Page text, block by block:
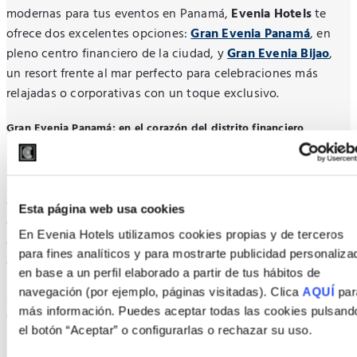
Esta página web usa cookies
En Evenia Hotels utilizamos cookies propias y de terceros
para fines analíticos y para mostrarte publicidad
en base a un perfil elaborado a partir de tus hábitos de
navegación (por ejemplo, páginas visitadas). Clica AQUÍ
más información. Puedes aceptar todas las cookies
el botón “Aceptar” o configurarlas o rechazar su uso.
modernas para tus eventos en Panamá, Evenia Hotelste
ofrece dos excelentes opciones:Gran Evenia Panamá, en
pleno centro financiero de la ciudad, yGran Evenia Bijao,
un resort frente al mar perfecto para celebraciones más
relajadas o corporativas con un toque exclusivo.
Gran Evenia Panamá: en el corazón del distrito financiero
Ubicado en el barrio del Cangrejo, Gran Evenia Panamáes
celebraciones sociales. El hotel, inaugurado en 2022, cuenta
con una amplia sala de congresos equipada con tecnología
de última generación y un equipo profesional que garantiza
el éxito de tu evento.
Además, su restauranteEl Jardín de Gaudípone a tu
disposición una propuesta gastronómica adaptada a tus
necesidades, con opciones creativas e innovadoras dirigidas